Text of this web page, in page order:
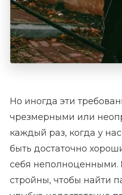
Но иногда эти
чрезмерными или
каждый раз, когда у
быть достаточно
себя неполноценными.
стройны, чтобы найти